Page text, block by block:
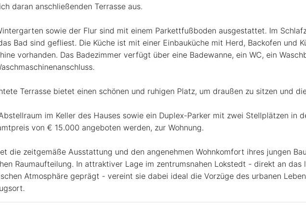
daran anschließenden Terrasse aus.
sowie der Flur sind mit einem Parkettfußboden ausgestattet. Im
Bad sind gefliest. Die Küche ist mit einer Einbauküche mit Herd, Backofen und
vorhanden. Das Badezimmer verfügt über eine Badewanne, ein WC, ein
Terrasse bietet einen schönen und ruhigen Platz, um draußen zu sitzen und
im Keller des Hauses sowie ein Duplex-Parker mit zwei Stellplätzen in
von € 15.000 angeboten werden, zur Wohnung.
die zeitgemäße Ausstattung und den angenehmen Wohnkomfort ihres jungen
Raumaufteilung. In attraktiver Lage im zentrumsnahen Lokstedt - direkt an
Atmosphäre geprägt - vereint sie dabei ideal die Vorzüge des urbanen